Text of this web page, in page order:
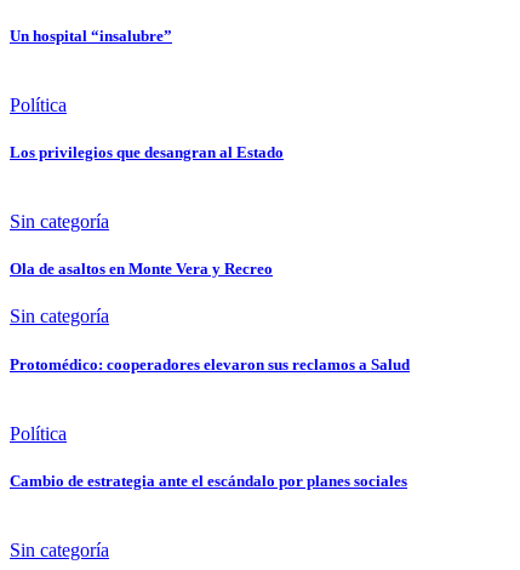
Un hospital “insalubre”
Política
Los privilegios que desangran al Estado
Sin categoría
Ola de asaltos en Monte Vera y Recreo
Sin categoría
Protomédico: cooperadores elevaron sus reclamos a Salud
Política
Cambio de estrategia ante el escándalo por planes sociales
Sin categoría